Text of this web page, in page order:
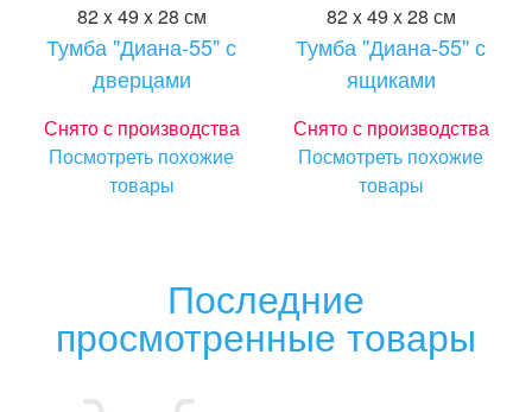
82 x 49 x 28 см
Тумба "Диана-55" с
дверцами
Снято с производства
Посмотреть похожие
товары
82 x 49 x 28 см
Тумба "Диана-55" с
ящиками
Снято с производства
Посмотреть похожие
товары
Последние
просмотренные товары